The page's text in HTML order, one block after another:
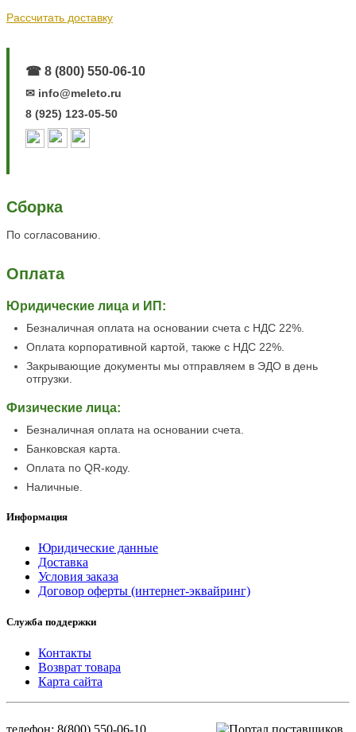
Рассчитать доставку
☎ 8 (800) 550-06-10
✉ info@meleto.ru
8 (925) 123-05-50
Сборка
По согласованию.
Оплата
Юридические лица и ИП:
Безналичная оплата на основании счета с НДС 22%.
Оплата корпоративной картой, также с НДС 22%.
Закрывающие документы мы отправляем в ЭДО в день
отгрузки.
Физические лица:
Безналичная оплата на основании счета.
Банковская карта.
Оплата по QR-коду.
Наличные.
Информация
Юридические данные
Доставка
Условия заказа
Договор оферты (интернет-эквайринг)
Служба поддержки
Контакты
Возврат товара
Карта сайта